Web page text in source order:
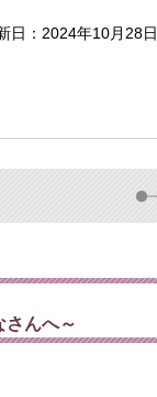
日：2024年10月28日
さんへ～